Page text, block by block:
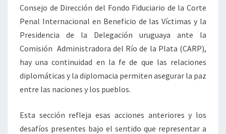
Consejo de Dirección del Fondo Fiduciario de la Corte
Penal Internacional en Beneficio de las Víctimas y la
Presidencia de la Delegación uruguaya ante la
Comisión Administradora del Río de la Plata (CARP),
hay una continuidad en la fe de que las relaciones
diplomáticas y la diplomacia permiten asegurar la paz
entre las naciones y los pueblos.
Esta sección refleja esas acciones anteriores y los
desafíos presentes bajo el sentido que representar a